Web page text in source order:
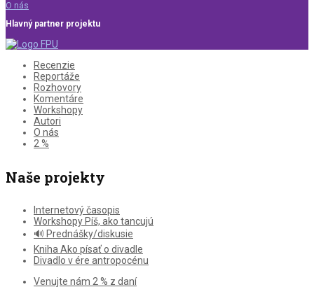
O nás
Hlavný partner projektu
Recenzie
Reportáže
Rozhovory
Komentáre
Workshopy
Autori
O nás
2 %
Naše projekty
Internetový časopis
Workshopy Píš, ako tancujú
🔊 Prednášky/diskusie
Kniha Ako písať o divadle
Divadlo v ére antropocénu
Venujte nám 2 % z daní